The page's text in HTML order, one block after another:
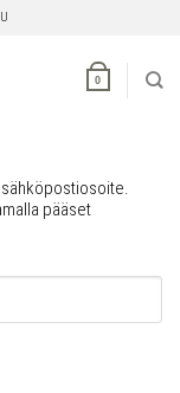
0
sähköpostiosoite.
pääset